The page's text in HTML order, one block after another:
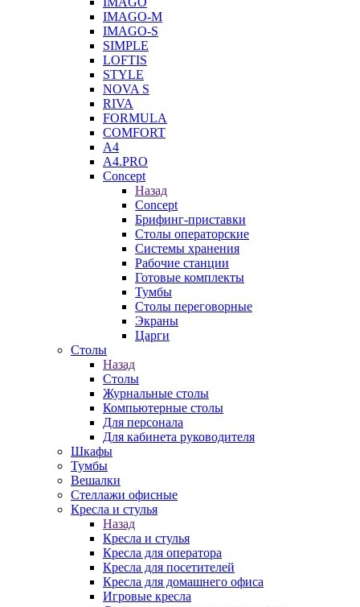
IMAGO-M
IMAGO-S
SIMPLE
LOFTIS
STYLE
NOVA S
RIVA
FORMULA
COMFORT
A4
A4.PRO
Concept
Назад
Concept
Брифинг-приставки
Столы операторские
Системы хранения
Рабочие станции
Готовые комплекты
Тумбы
Столы переговорные
Экраны
Царги
Столы
Назад
Столы
Журнальные столы
Компьютерные столы
Для персонала
Для кабинета руководителя
Шкафы
Тумбы
Вешалки
Стеллажи офисные
Кресла и стулья
Назад
Кресла и стулья
Кресла для оператора
Кресла для посетителей
Кресла для домашнего офиса
Игровые кресла